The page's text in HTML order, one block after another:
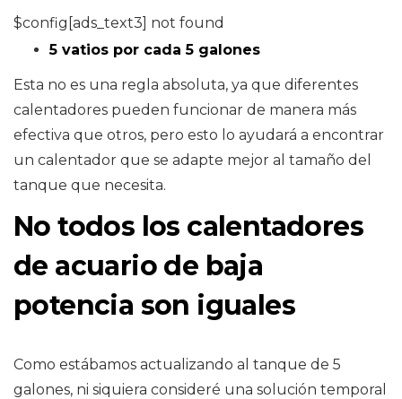
$config[ads_text3] not found
5 vatios por cada 5 galones
Esta no es una regla absoluta, ya que diferentes
calentadores pueden funcionar de manera más
efectiva que otros, pero esto lo ayudará a encontrar
un calentador que se adapte mejor al tamaño del
tanque que necesita.
No todos los calentadores
de acuario de baja
potencia son iguales
Como estábamos actualizando al tanque de 5
galones, ni siquiera consideré una solución temporal